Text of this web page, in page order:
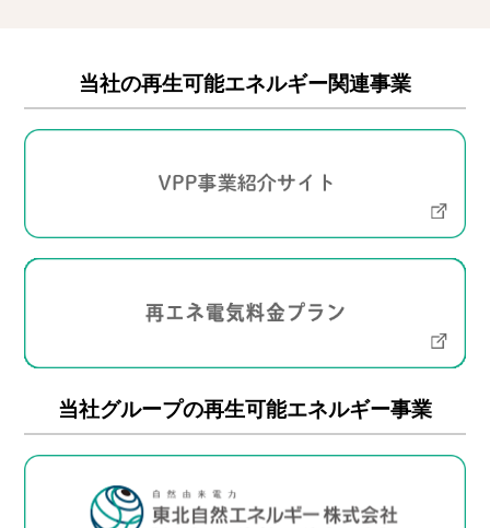
当社の再生可能エネルギー関連事業
当社グループの再生可能エネルギー事業